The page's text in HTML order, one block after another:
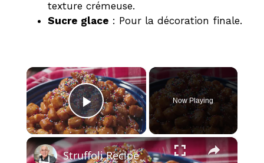
texture crémeuse.
Sucre glace : Pour la décoration finale.
×
Play Video
Now Playing
×
Struffoli Recipe